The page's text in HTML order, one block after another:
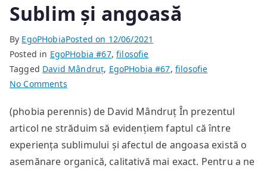
Sublim și angoasă
By EgoPHobiaPosted on 12/06/2021
Posted in EgoPHobia #67,filosofie
Tagged David Mândruț, EgoPHobia #67, filosofie
No Commentson
și
angoasă
(phobia perennis) de David Mândruț În prezentul
articol ne străduim să evidențiem faptul că între
experiența sublimului și afectul de angoasa există o
asemănare organică, calitativă mai exact. Pentru a ne